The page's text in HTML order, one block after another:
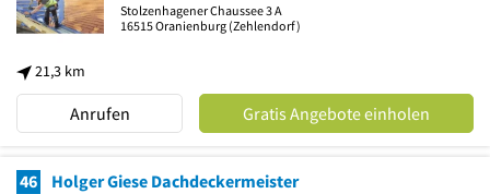
21,3 km
Stolzenhagener Chaussee 3 A
16515Oranienburg (Zehlendorf)
Anrufen Gratis Angebote einholen
46 Holger Giese Dachdeckermeister